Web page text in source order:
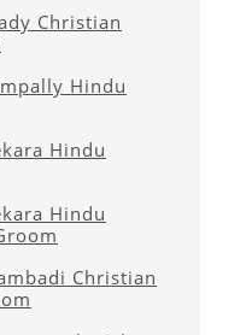
Christian
Hindu
Hindu
Hindu
Christian